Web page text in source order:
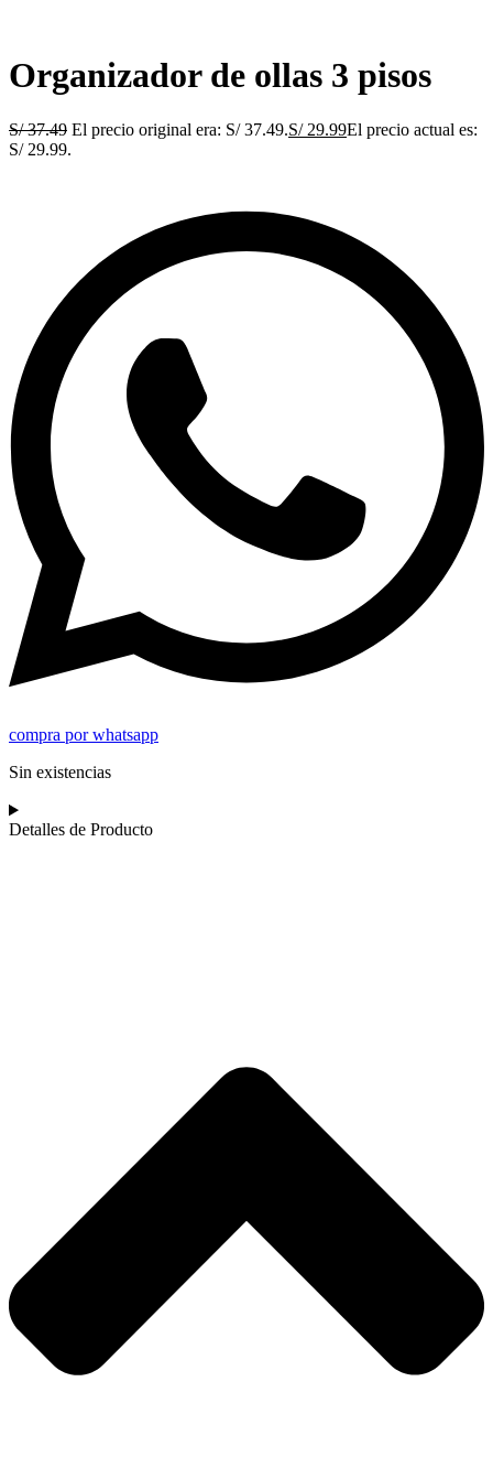
Organizador de ollas 3 pisos
S/37.49 El precio original era: S/ 37.49.S/29.99El precio actual es:
S/ 29.99.
compra por whatsapp
Sin existencias
Detalles de Producto